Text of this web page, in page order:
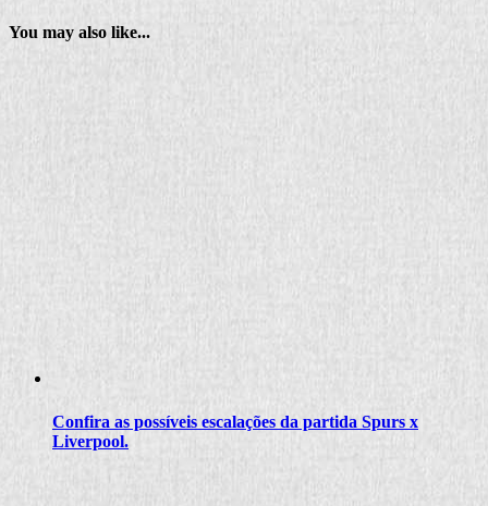
You may also like...
Confira as possíveis escalações da partida Spurs x
Liverpool.